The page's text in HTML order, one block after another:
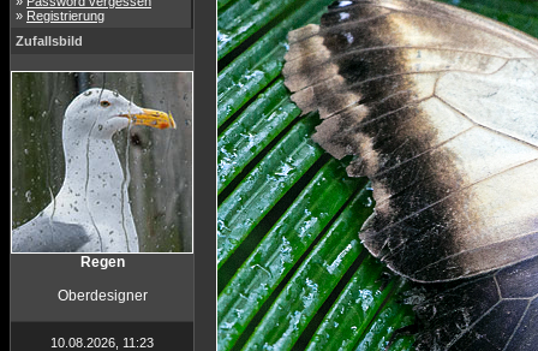
» Registrierung
Zufallsbild
Regen
Oberdesigner
10.08.2026, 11:23